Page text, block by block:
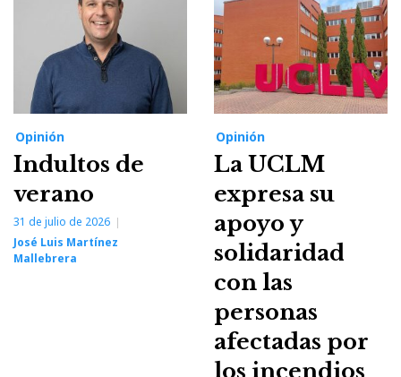
Opinión
Indultos de
verano
31 de julio de 2026
José Luis Martínez
Mallebrera
Opinión
La UCLM
expresa su
apoyo y
solidaridad
con las
personas
afectadas por
los incendios